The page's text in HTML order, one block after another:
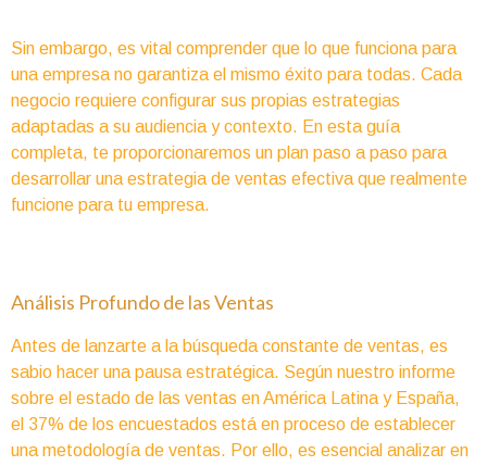
Sin embargo, es vital comprender que lo que funciona para
una empresa no garantiza el mismo éxito para todas. Cada
negocio requiere configurar sus propias estrategias
adaptadas a su audiencia y contexto. En esta guía
completa, te proporcionaremos un plan paso a paso para
desarrollar una estrategia de ventas efectiva que realmente
funcione para tu empresa.
Análisis Profundo de las Ventas
Antes de lanzarte a la búsqueda constante de ventas, es
sabio hacer una pausa estratégica. Según nuestro informe
sobre el estado de las ventas en América Latina y España,
el 37% de los encuestados está en proceso de establecer
una metodología de ventas. Por ello, es esencial analizar en